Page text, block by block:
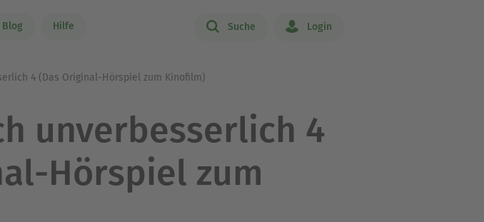
Blog Hilfe Suche Login
4 (Das Original-Hörspiel zum Kinofilm)
unverbesserlich 4
Hörspiel zum